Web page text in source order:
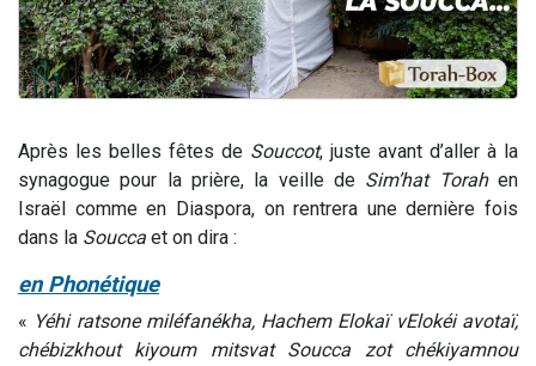
Après les belles fêtes de Souccot, juste avant d’aller à la
synagogue pour la prière, la veille de Sim’hat Torahen
Israël comme en Diaspora, on rentrera une dernière fois
dans la Soucca et on dira :
en Phonétique
« Yéhi ratsone miléfanékha, Hachem Elokaï vElokéi avotaï,
chébizkhout kiyoum mitsvat Soucca zot chékiyamnou